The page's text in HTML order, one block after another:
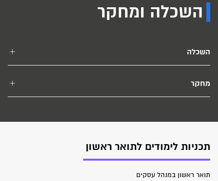
השכלה ומחקר
השכלה
מחקר
תכניות לימודים לתואר ראשון
תואר ראשון במנהל עסקים